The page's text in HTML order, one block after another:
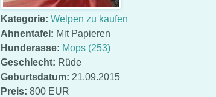
Kategorie: Welpen zu kaufen
Ahnentafel: Mit Papieren
Hunderasse: Mops (253)
Geschlecht: Rüde
Geburtsdatum: 21.09.2015
Preis: 800 EUR